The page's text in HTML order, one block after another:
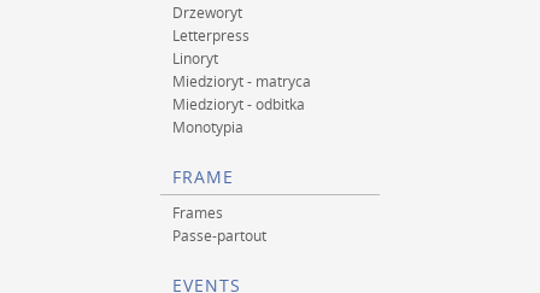
Drzeworyt
Letterpress
Linoryt
Miedzioryt - matryca
Miedzioryt - odbitka
Monotypia
FRAME
Frames
Passe-partout
EVENTS